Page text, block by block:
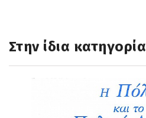
Στην ίδια κατηγορία